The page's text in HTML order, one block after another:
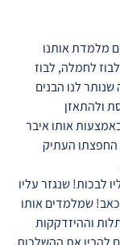
מלמדת אותנו
לבוז לחמלה, לבוז
לנו הבנים
ולהתאזן
אותו איבר
החפצתו העתיק
לבכות! שנגזר עליו
שמלמדים אותו
וההיזדקקות